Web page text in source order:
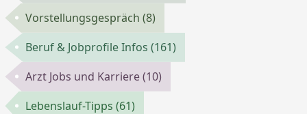
Vorstellungsgespräch(8)
Beruf & Jobprofile Infos(161)
Arzt Jobs und Karriere(10)
Lebenslauf-Tipps(61)